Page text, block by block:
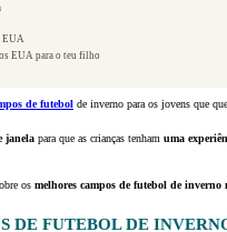
EUA
EUA para o teu filho
de futebol de inverno para os jovens que
janela para que as crianças tenham uma
os melhores campos de futebol de inverno
DE FUTEBOL DE